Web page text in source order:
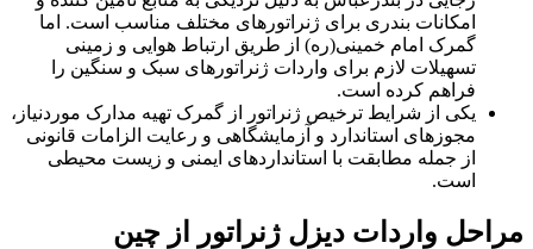
امکانات بندری برای ژنراتورهای مختلف مناسب است. اما
گمرک امام خمینی(ره) از طریق ارتباط هوایی و زمینی
تسهیلات لازم برای واردات ژنراتورهای سبک و سنگین را
فراهم کرده است.
یکی از شرایط ترخیص ژنراتور از گمرک تهیه مدارک موردنیاز،
مجوزهای استاندارد و آزمایشگاهی و رعایت الزامات قانونی
از جمله مطابقت با استانداردهای ایمنی و زیست محیطی
واردات دیزل ژنراتور از چین